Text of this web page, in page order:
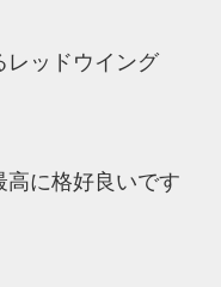
レッドウイング
高に格好良いです